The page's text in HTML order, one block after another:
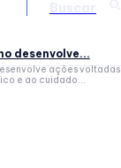
desenvolve...
ações voltadas
e ao cuidado...